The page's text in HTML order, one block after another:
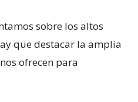
sobre los altos
que destacar la amplia
ofrecen para